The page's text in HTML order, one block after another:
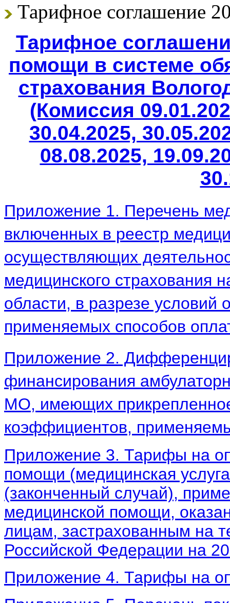
Тарифное соглашение
Тарифное
помощи в системе
страхования
(Комиссия
30.04.2025,
08.08.2025,
Приложение 1. Перечень
включенных в реестр
осуществляющих
медицинского страхования
области, в разрезе
применяемых способов
Приложение 2.
финансирования
МО, имеющих
коэффициентов,
Приложение 3. Тарифы на
помощи (медицинская
(законченный случай),
медицинской помощи,
лицам, застрахованным на
Российской Федерации на
Приложение 4. Тарифы на